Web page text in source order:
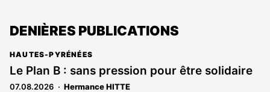
DENIÈRES PUBLICATIONS
HAUTES-PYRÉNÉES
Le Plan B : sans pression pour être solidaire
07.08.2026 Hermance HITTE